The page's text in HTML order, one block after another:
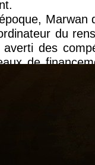
Marwan
du
des
de
à un dîner